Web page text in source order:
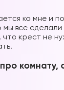
ко мне и
все сделали
крест не
комнату,